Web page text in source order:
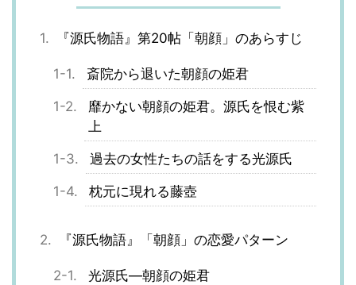
『源氏物語』第20帖「朝顔」のあらすじ
斎院から退いた朝顔の姫君
靡かない朝顔の姫君。源氏を恨む紫
上
過去の女性たちの話をする光源氏
枕元に現れる藤壺
『源氏物語』「朝顔」の恋愛パターン
光源氏―朝顔の姫君